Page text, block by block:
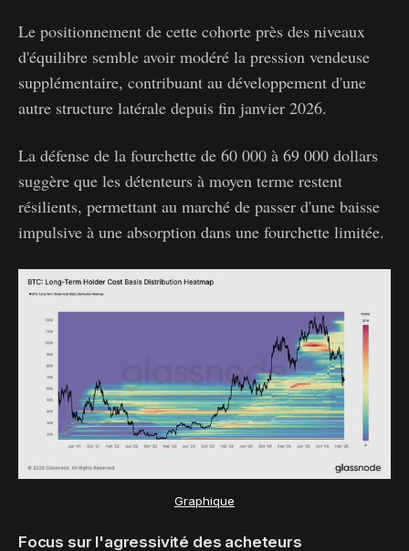
Le positionnement de cette cohorte près des niveaux
d'équilibre semble avoir modéré la pression vendeuse
supplémentaire, contribuant au développement d'une
autre structure latérale depuis fin janvier 2026.
La défense de la fourchette de 60 000 à 69 000 dollars
suggère que les détenteurs à moyen terme restent
résilients, permettant au marché de passer d'une baisse
impulsive à une absorption dans une fourchette limitée.
Graphique
Focus sur l'agressivité des acheteurs